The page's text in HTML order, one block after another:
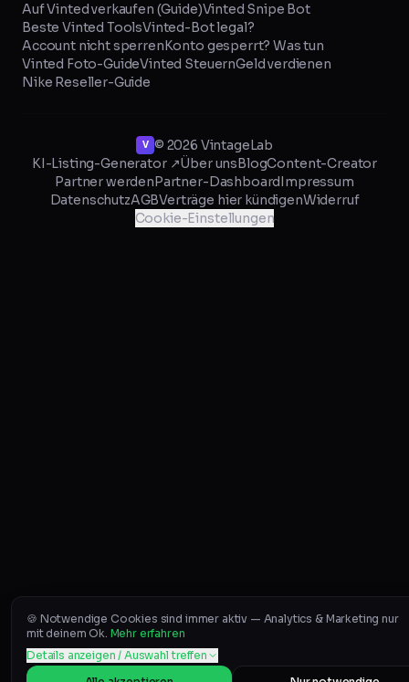
Auf Vinted verkaufen (Guide)Vinted Snipe Bot
Beste Vinted ToolsVinted-Bot legal?
Account nicht sperrenKonto gesperrt? Was tun
Vinted Foto-GuideVinted SteuernGeld verdienen
Nike Reseller-Guide
© 2026 VintageLab
KI-Listing-Generator ↗Über unsBlogContent-Creator
Partner werdenPartner-DashboardImpressum
DatenschutzAGBVerträge hier kündigenWiderruf
Cookie-Einstellungen
🍪 Notwendige Cookies sind immer aktiv — Analytics & Marketing nur
mit deinem Ok. Mehr erfahren
Details anzeigen / Auswahl treffen